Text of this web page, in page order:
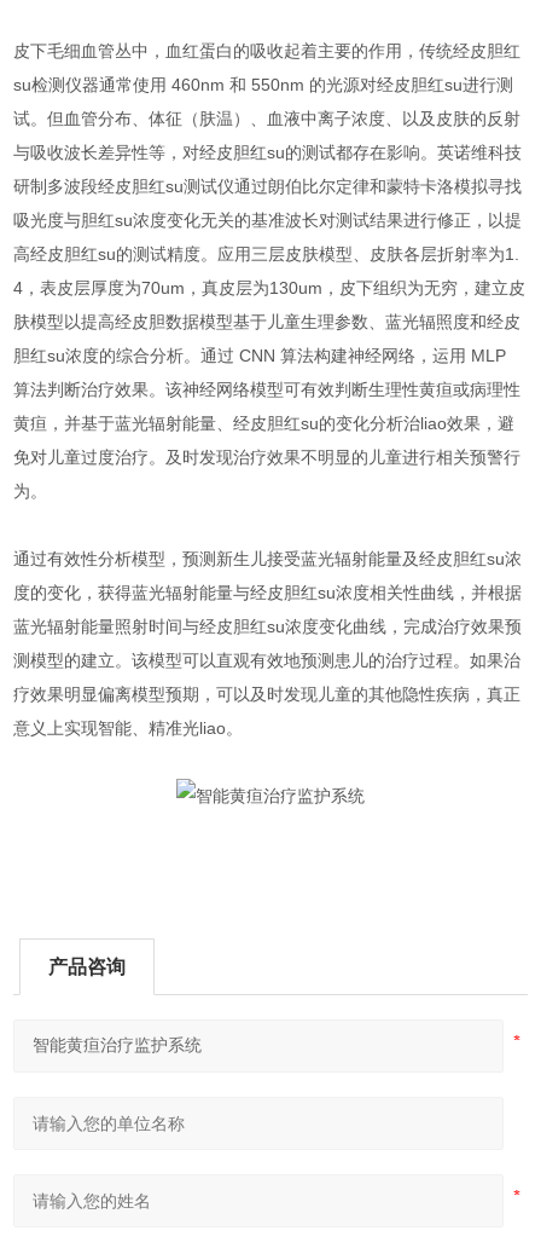
皮下毛细血管丛中，血红蛋白的吸收起着主要的作用，传统经皮胆红
su检测仪器通常使用 460nm 和 550nm 的光源对经皮胆红su进行测
试。但血管分布、体征（肤温）、血液中离子浓度、以及皮肤的反射
与吸收波长差异性等，对经皮胆红su的测试都存在影响。英诺维科技
研制多波段经皮胆红su测试仪通过朗伯比尔定律和蒙特卡洛模拟寻找
吸光度与胆红su浓度变化无关的基准波长对测试结果进行修正，以提
高经皮胆红su的测试精度。应用三层皮肤模型、皮肤各层折射率为1.
4，表皮层厚度为70um，真皮层为130um，皮下组织为无穷，建立皮
肤模型以提高经皮胆数据模型基于儿童生理参数、蓝光辐照度和经皮
胆红su浓度的综合分析。通过 CNN 算法构建神经网络，运用 MLP
算法判断治疗效果。该神经网络模型可有效判断生理性黄疸或病理性
黄疸，并基于蓝光辐射能量、经皮胆红su的变化分析治liao效果，避
免对儿童过度治疗。及时发现治疗效果不明显的儿童进行相关预警行
为。
通过有效性分析模型，预测新生儿接受蓝光辐射能量及经皮胆红su浓
度的变化，获得蓝光辐射能量与经皮胆红su浓度相关性曲线，并根据
蓝光辐射能量照射时间与经皮胆红su浓度变化曲线，完成治疗效果预
测模型的建立。该模型可以直观有效地预测患儿的治疗过程。如果治
疗效果明显偏离模型预期，可以及时发现儿童的其他隐性疾病，真正
意义上实现智能、精准光liao。
产品咨询